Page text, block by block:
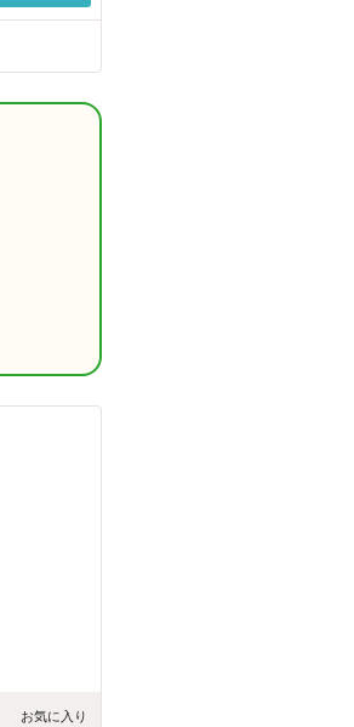
お気に入り